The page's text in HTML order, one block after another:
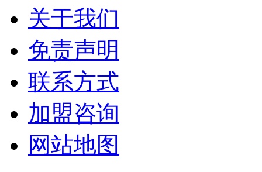
关于我们
免责声明
联系方式
加盟咨询
网站地图